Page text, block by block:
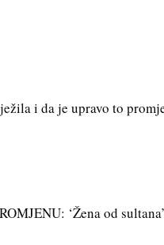
i da je upravo to
‘Žena od sultana’